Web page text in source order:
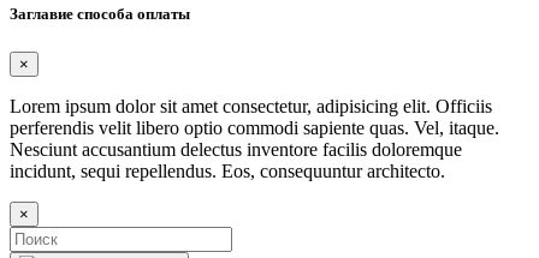
Заглавие способа оплаты
×
Lorem ipsum dolor sit amet consectetur, adipisicing elit. Officiis
perferendis velit libero optio commodi sapiente quas. Vel, itaque.
Nesciunt accusantium delectus inventore facilis doloremque
incidunt, sequi repellendus. Eos, consequuntur architecto.
×